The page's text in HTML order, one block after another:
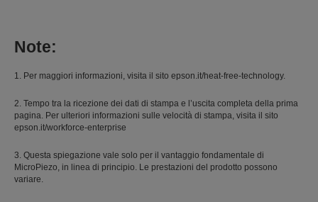
Note:
1. Per maggiori informazioni, visita il sito epson.it/heat-free-technology.
2. Tempo tra la ricezione dei dati di stampa e l’uscita completa della prima
pagina. Per ulteriori informazioni sulle velocità di stampa, visita il sito
epson.it/workforce-enterprise
3. Questa spiegazione vale solo per il vantaggio fondamentale di
MicroPiezo, in linea di principio. Le prestazioni del prodotto possono
variare.